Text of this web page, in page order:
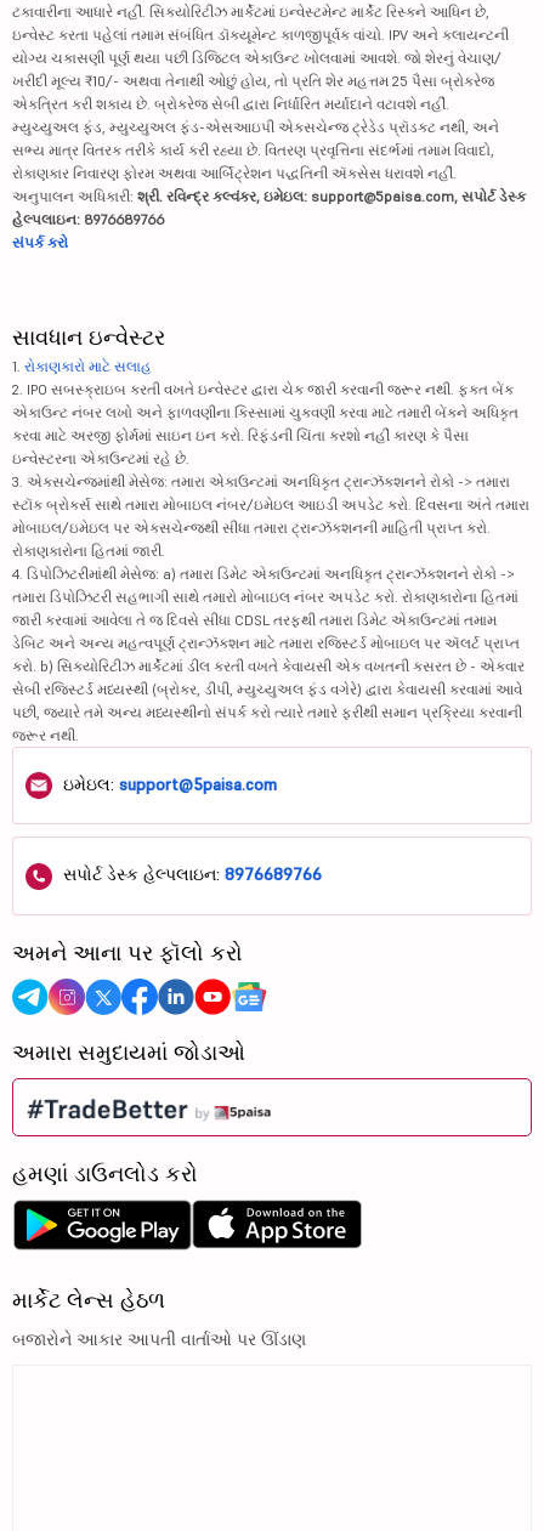
ટકાવારીના આધારે નહીં. સિક્યોરિટીઝ માર્કેટમાં ઇન્વેસ્ટમેન્ટ માર્કેટ રિસ્કને આધિન છે,
ઇન્વેસ્ટ કરતા પહેલાં તમામ સંબંધિત ડૉક્યૂમેન્ટ કાળજીપૂર્વક વાંચો. IPV અને ક્લાયન્ટની
યોગ્ય ચકાસણી પૂર્ણ થયા પછી ડિજિટલ એકાઉન્ટ ખોલવામાં આવશે. જો શેરનું વેચાણ/
ખરીદી મૂલ્ય ₹10/- અથવા તેનાથી ઓછું હોય, તો પ્રતિ શેર મહત્તમ 25 પૈસા બ્રોકરેજ
એકત્રિત કરી શકાય છે. બ્રોકરેજ સેબી દ્વારા નિર્ધારિત મર્યાદાને વટાવશે નહીં.
મ્યુચ્યુઅલ ફંડ, મ્યુચ્યુઅલ ફંડ-એસઆઇપી એક્સચેન્જ ટ્રેડેડ પ્રૉડક્ટ નથી, અને
સભ્ય માત્ર વિતરક તરીકે કાર્ય કરી રહ્યા છે. વિતરણ પ્રવૃત્તિના સંદર્ભમાં તમામ વિવાદો,
રોકાણકાર નિવારણ ફોરમ અથવા આર્બિટ્રેશન પદ્ધતિની ઍક્સેસ ધરાવશે નહીં.
અનુપાલન અધિકારી: શ્રી. રવિન્દ્ર કલ્વંકર, ઇમેઇલ: support@5paisa.com, સપોર્ટ ડેસ્ક
હેલ્પલાઇન: 8976689766
સંપર્ક કરો
સાવધાન ઇન્વેસ્ટર
1. રોકાણકારો માટે સલાહ
2. IPO સબસ્ક્રાઇબ કરતી વખતે ઇન્વેસ્ટર દ્વારા ચેક જારી કરવાની જરૂર નથી. ફક્ત બેંક
એકાઉન્ટ નંબર લખો અને ફાળવણીના કિસ્સામાં ચુકવણી કરવા માટે તમારી બેંકને અધિકૃત
કરવા માટે અરજી ફોર્મમાં સાઇન ઇન કરો. રિફંડની ચિંતા કરશો નહીં કારણ કે પૈસા
ઇન્વેસ્ટરના એકાઉન્ટમાં રહે છે.
3. એક્સચેન્જમાંથી મેસેજ: તમારા એકાઉન્ટમાં અનધિકૃત ટ્રાન્ઝૅક્શનને રોકો -> તમારા
સ્ટૉક બ્રોકર્સ સાથે તમારા મોબાઇલ નંબર/ઇમેઇલ આઇડી અપડેટ કરો. દિવસના અંતે તમારા
મોબાઇલ/ઇમેઇલ પર એક્સચેન્જથી સીધા તમારા ટ્રાન્ઝૅક્શનની માહિતી પ્રાપ્ત કરો.
રોકાણકારોના હિતમાં જારી.
4. ડિપોઝિટરીમાંથી મેસેજ: a) તમારા ડિમેટ એકાઉન્ટમાં અનધિકૃત ટ્રાન્ઝૅક્શનને રોકો ->
તમારા ડિપોઝિટરી સહભાગી સાથે તમારો મોબાઇલ નંબર અપડેટ કરો. રોકાણકારોના હિતમાં
જારી કરવામાં આવેલા તે જ દિવસે સીધા CDSL તરફથી તમારા ડિમેટ એકાઉન્ટમાં તમામ
ડેબિટ અને અન્ય મહત્વપૂર્ણ ટ્રાન્ઝૅક્શન માટે તમારા રજિસ્ટર્ડ મોબાઇલ પર ઍલર્ટ પ્રાપ્ત
કરો. b) સિક્યોરિટીઝ માર્કેટમાં ડીલ કરતી વખતે કેવાયસી એક વખતની કસરત છે - એકવાર
સેબી રજિસ્ટર્ડ મધ્યસ્થી (બ્રોકર, ડીપી, મ્યુચ્યુઅલ ફંડ વગેરે) દ્વારા કેવાયસી કરવામાં આવે
પછી, જ્યારે તમે અન્ય મધ્યસ્થીનો સંપર્ક કરો ત્યારે તમારે ફરીથી સમાન પ્રક્રિયા કરવાની
જરૂર નથી.
ઇમેઇલ: support@5paisa.com
સપોર્ટ ડેસ્ક હેલ્પલાઇન: 8976689766
અમને આના પર ફૉલો કરો
અમારા સમુદાયમાં જોડાઓ
હમણાં ડાઉનલોડ કરો
માર્કેટ લેન્સ હેઠળ
બજારોને આકાર આપતી વાર્તાઓ પર ઊંડાણ